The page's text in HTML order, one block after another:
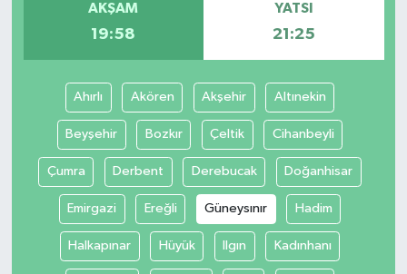
AKŞAM
19:58
YATSI
21:25
Ahırlı Akören Akşehir Altınekin
Beyşehir Bozkır Çeltik Cihanbeyli
Çumra Derbent Derebucak Doğanhisar
Emirgazi Ereğli Güneysınır Hadim
Halkapınar Hüyük Ilgın Kadınhanı